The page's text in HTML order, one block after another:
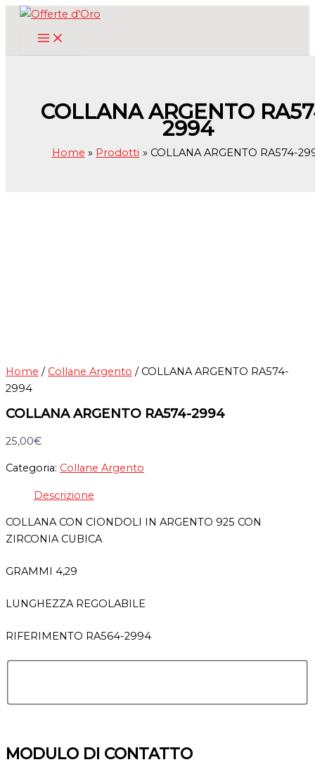
COLLANA ARGENTO
2994
Home Prodotti COLLANA ARGENTO RA574-
Home / Collane Argento / COLLANA ARGENTO RA574-
2994
COLLANA ARGENTO RA574-2994
25,00€
Categoria: Collane Argento
Descrizione
COLLANA CON CIONDOLI IN ARGENTO 925 CON
ZIRCONIA CUBICA
GRAMMI 4,29
LUNGHEZZA REGOLABILE
RIFERIMENTO RA564-2994
MODULO DI CONTATTO